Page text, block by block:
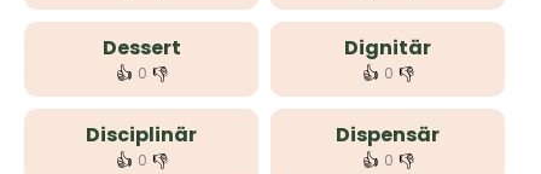
Dessert
👍 0 👎
Dignitär
👍 0 👎
Disciplinär
👍 0 👎
Dispensär
👍 0 👎